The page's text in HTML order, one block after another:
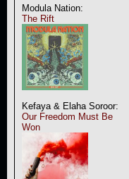
Modula Nation:
The Rift
Kefaya & Elaha Soroor:
Our Freedom Must Be
Won